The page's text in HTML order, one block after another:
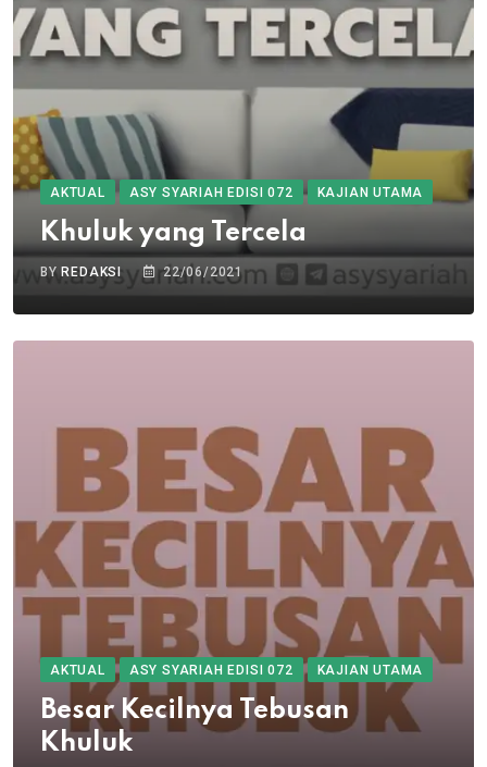
AKTUAL ASY SYARIAH EDISI 072 KAJIAN UTAMA
Khuluk yang Tercela
BYREDAKSI 22/06/2021
AKTUAL ASY SYARIAH EDISI 072 KAJIAN UTAMA
Besar Kecilnya Tebusan
Khuluk